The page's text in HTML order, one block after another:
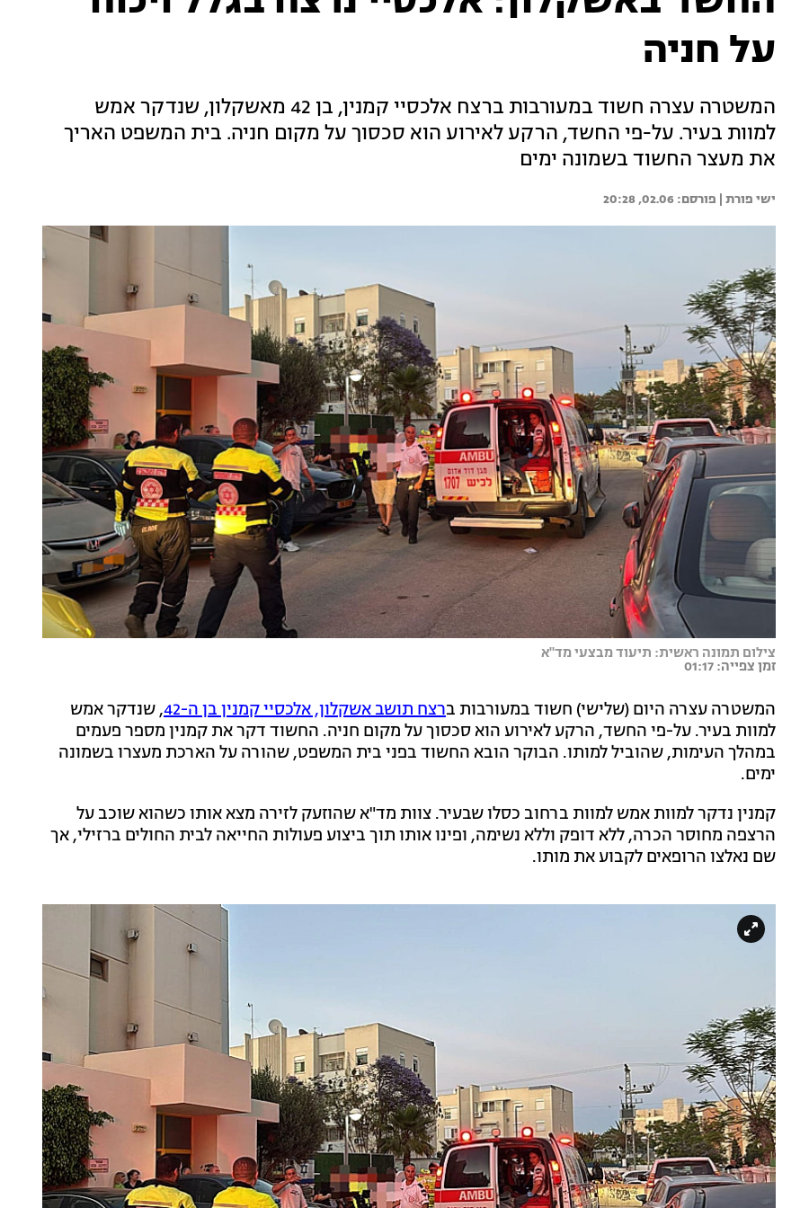
על חניה
המשטרה עצרה חשוד במעורבות ברצח אלכסיי קמנין, בן 42 מאשקלון, שנדקר אמש
למוות בעיר. על-פי החשד, הרקע לאירוע הוא סכסוך על מקום חניה. בית המשפט האריך
את מעצר החשוד בשמונה ימים
ישי פורת | 02.06, 20:28
צילום תמונה ראשית: תיעוד מבצעי מד"א
זמן צפייה: 01:17
המשטרה עצרה היום (שלישי) חשוד במעורבות ברצח תושב אשקלון, אלכסיי קמנין בן ה-42
, שנדקר אמש
למוות בעיר. על-פי החשד, הרקע לאירוע הוא סכסוך על מקום חניה. החשוד דקר את קמנין מספר פעמים
במהלך העימות, שהוביל למותו. הבוקר הובא החשוד בפני בית המשפט, שהורה על הארכת מעצרו בשמונה
ימים.
קמנין נדקר למוות אמש למוות ברחוב כסלו שבעיר. צוות מד"א שהוזעק לזירה מצא אותו כשהוא שוכב על
הרצפה מחוסר הכרה, ללא דופק וללא נשימה, ופינו אותו תוך ביצוע פעולות החייאה לבית החולים ברזילי, אך
שם נאלצו הרופאים לקבוע את מותו.